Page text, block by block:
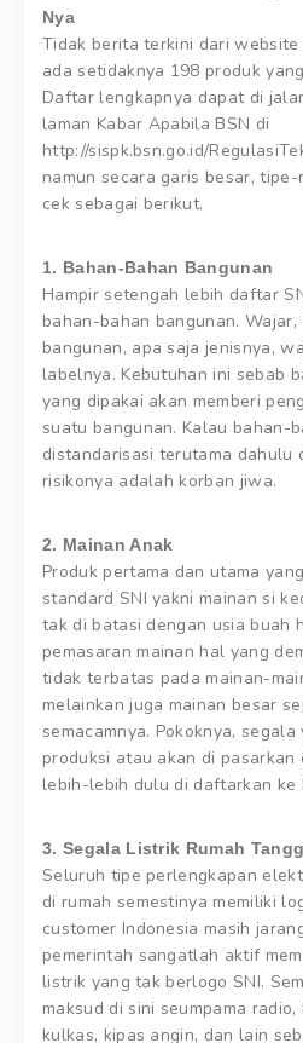
Nya
Tidak berita terkini dari website
ada setidaknya 198 produk
Daftar lengkapnya dapat di
laman Kabar Apabila BSN di
http://sispk.bsn.go.id/
namun secara garis besar,
cek sebagai berikut.
1. Bahan-Bahan Bangunan
Hampir setengah lebih daftar
bahan-bahan bangunan.
bangunan, apa saja jenisnya,
labelnya. Kebutuhan ini sebab
yang dipakai akan memberi
suatu bangunan. Kalau bahan-
distandarisasi terutama dahulu
risikonya adalah korban jiwa.
2. Mainan Anak
Produk pertama dan utama
standard SNI yakni mainan si
tak di batasi dengan usia buah
pemasaran mainan hal yang
tidak terbatas pada mainan-
melainkan juga mainan besar
semacamnya. Pokoknya,
produksi atau akan di
lebih-lebih dulu di daftarkan ke
3. Segala Listrik Rumah
Seluruh tipe perlengkapan
di rumah semestinya memiliki
customer Indonesia masih
pemerintah sangatlah aktif
listrik yang tak berlogo SNI.
maksud di sini seumpama
kulkas, kipas angin, dan lain